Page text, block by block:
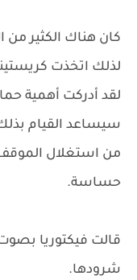
كان هناك الكثير من
لذلك اتخذت
لقد أدركت أهمية
سيساعد القيام
من استغلال
حساسة.
قالت فيكتوريا
شرودها.